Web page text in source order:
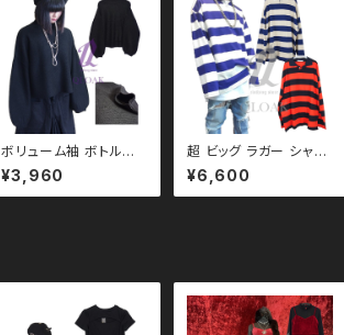
ボリューム袖 ボトルネッ
ク シンプル ニット バ
ルーン モノトーン ブラ
ックコーデ 黒コーデ モ
22
¥3,960
超 ビッグ ラガー シャツ
qto210001 大きいサ
イズ ユニセックス ビッ
グシルエット オーバーサ
¥6,600